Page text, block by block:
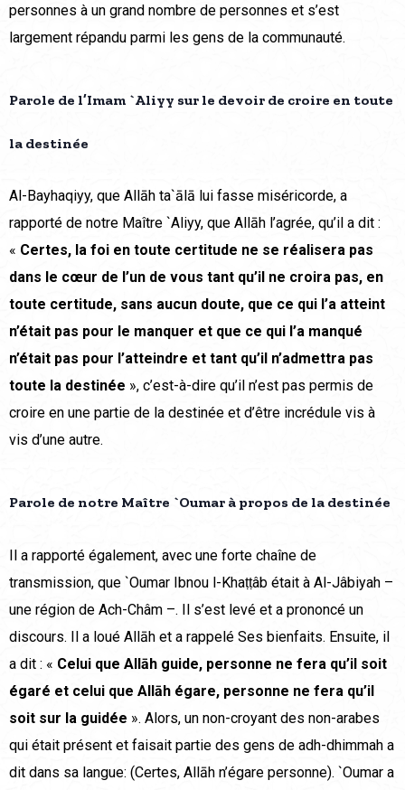
personnes à un grand nombre de personnes et s’est
largement répandu parmi les gens de la communauté.
Parole de l’Imam `Aliyy sur le devoir de croire en toute
la destinée
Al-Bayhaqiyy, que Allāh ta`ālā lui fasse miséricorde, a
rapporté de notre Maître `Aliyy, que Allāh l’agrée, qu’il a dit :
« Certes, la foi en toute certitude ne se réalisera pas
dans le cœur de l’un de vous tant qu’il ne croira pas, en
toute certitude, sans aucun doute, que ce qui l’a atteint
n’était pas pour le manquer et que ce qui l’a manqué
n’était pas pour l’atteindre et tant qu’il n’admettra pas
toute la destinée », c’est-à-dire qu’il n’est pas permis de
croire en une partie de la destinée et d’être incrédule vis à
vis d’une autre.
Parole de notre Maître `Oumar à propos de la destinée
Il a rapporté également, avec une forte chaîne de
transmission, que `Oumar Ibnou l-Khaṭṭâb était à Al-Jâbiyah –
une région de Ach-Châm –. Il s’est levé et a prononcé un
discours. Il a loué Allāh et a rappelé Ses bienfaits. Ensuite, il
a dit : « Celui que Allāh guide, personne ne fera qu’il soit
égaré et celui que Allāh égare, personne ne fera qu’il
soit sur la guidée ». Alors, un non-croyant des non-arabes
qui était présent et faisait partie des gens de adh-dhimmah a
dit dans sa langue: (Certes, Allāh n’égare personne). `Oumar a